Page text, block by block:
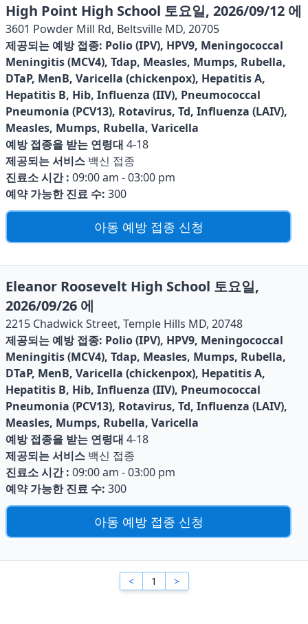
High Point High School 토요일, 2026/09/12 에
3601 Powder Mill Rd, Beltsville MD, 20705
제공되는 예방 접종: Polio (IPV), HPV9, Meningococcal
Meningitis (MCV4), Tdap, Measles, Mumps, Rubella,
DTaP, MenB, Varicella (chickenpox), Hepatitis A,
Hepatitis B, Hib, Influenza (IIV), Pneumococcal
Pneumonia (PCV13), Rotavirus, Td, Influenza (LAIV),
Measles, Mumps, Rubella, Varicella
예방 접종을 받는 연령대 4-18
제공되는 서비스 백신 접종
진료소 시간 : 09:00 am - 03:00 pm
예약 가능한 진료 수: 300
아동 예방 접종 신청
Eleanor Roosevelt High School 토요일,
2026/09/26 에
2215 Chadwick Street, Temple Hills MD, 20748
제공되는 예방 접종: Polio (IPV), HPV9, Meningococcal
Meningitis (MCV4), Tdap, Measles, Mumps, Rubella,
DTaP, MenB, Varicella (chickenpox), Hepatitis A,
Hepatitis B, Hib, Influenza (IIV), Pneumococcal
Pneumonia (PCV13), Rotavirus, Td, Influenza (LAIV),
Measles, Mumps, Rubella, Varicella
예방 접종을 받는 연령대 4-18
제공되는 서비스 백신 접종
진료소 시간 : 09:00 am - 03:00 pm
예약 가능한 진료 수: 300
아동 예방 접종 신청
< 1 >